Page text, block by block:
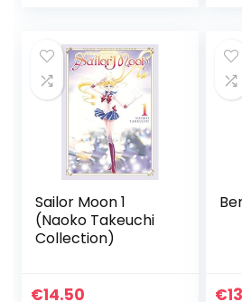
Sailor Moon 1
(Naoko Takeuchi
Collection)
€14.50 €